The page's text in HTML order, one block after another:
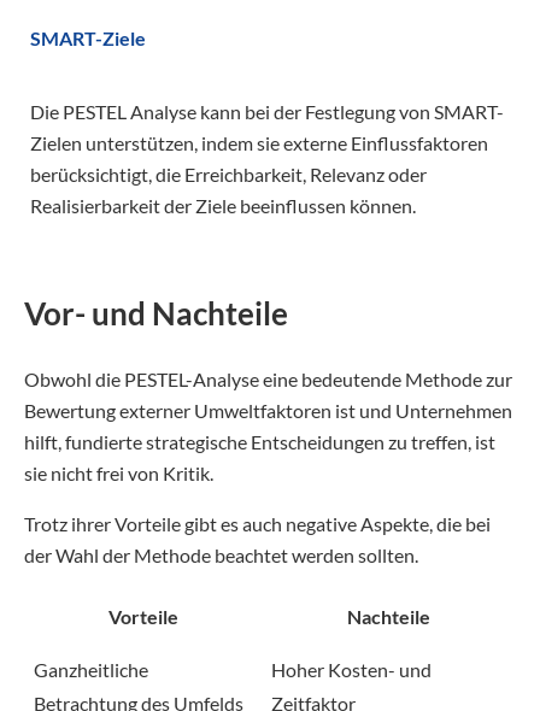
SMART-Ziele
Die PESTEL Analyse kann bei der Festlegung von SMART-
Zielen unterstützen, indem sie externe Einflussfaktoren
berücksichtigt, die Erreichbarkeit, Relevanz oder
Realisierbarkeit der Ziele beeinflussen können.
Vor- und Nachteile
Obwohl die PESTEL-Analyse eine bedeutende Methode zur
Bewertung externer Umweltfaktoren ist und Unternehmen
hilft, fundierte strategische Entscheidungen zu treffen, ist
sie nicht frei von Kritik.
Trotz ihrer Vorteile gibt es auch negative Aspekte, die bei
der Wahl der Methode beachtet werden sollten.
Vorteile Nachteile
Ganzheitliche
Betrachtung des Umfelds
Hoher Kosten- und
Zeitfaktor